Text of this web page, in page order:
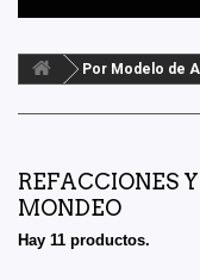
Por Modelo de
REFACCIONES
MONDEO
Hay 11 productos.